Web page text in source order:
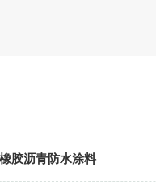
胶沥青防水涂料